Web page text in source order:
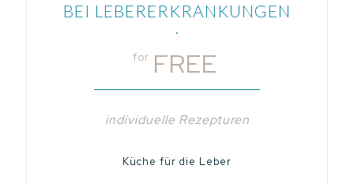
BEI LEBERERKRANKUNGEN
.
for FREE
individuelle Rezepturen
Küche für die Leber